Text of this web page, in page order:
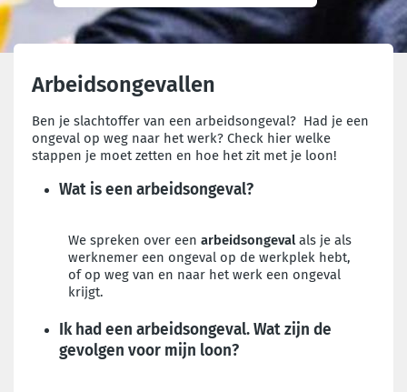
Arbeidsongevallen
Ben je slachtoffer van een arbeidsongeval? Had je een
ongeval op weg naar het werk? Check hier welke
stappen je moet zetten en hoe het zit met je loon!
Wat is een arbeidsongeval?
We spreken over een arbeidsongevalals je als
werknemer een ongeval op de werkplek hebt,
of op weg van en naar het werk een ongeval
krijgt.
Ik had een arbeidsongeval. Wat zijn de
gevolgen voor mijn loon?